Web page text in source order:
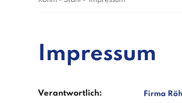
Impressum
Verantwortlich: Firma